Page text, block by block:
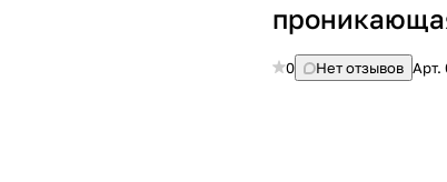
0 Нет отзывов Арт.